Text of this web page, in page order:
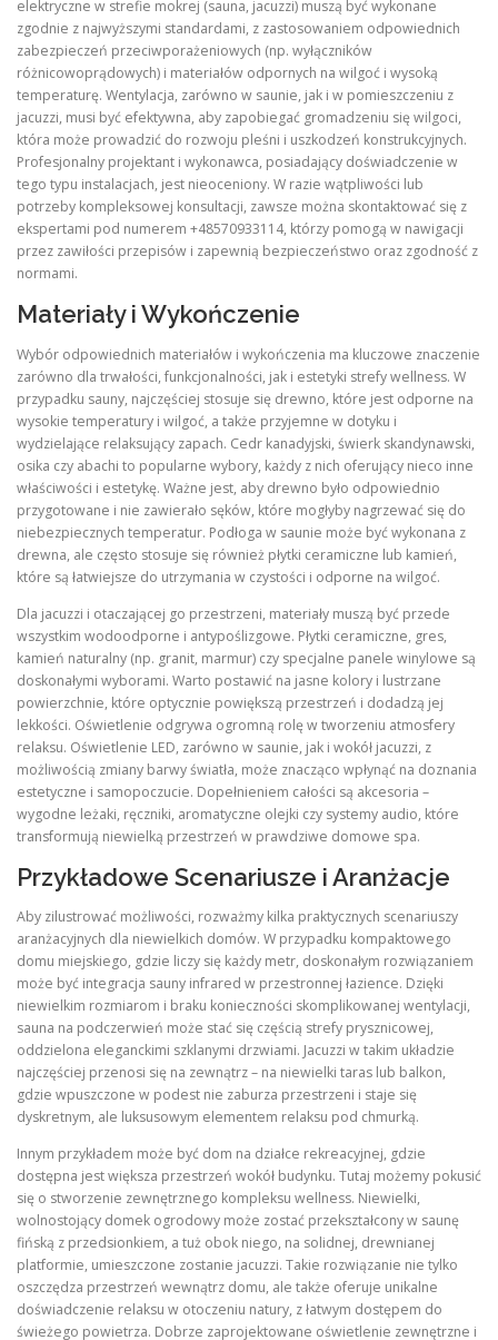
elektryczne w strefie mokrej (sauna, jacuzzi) muszą być wykonane
zgodnie z najwyższymi standardami, z zastosowaniem odpowiednich
zabezpieczeń przeciwporażeniowych (np. wyłączników
różnicowoprądowych) i materiałów odpornych na wilgoć i wysoką
temperaturę. Wentylacja, zarówno w saunie, jak i w pomieszczeniu z
jacuzzi, musi być efektywna, aby zapobiegać gromadzeniu się wilgoci,
która może prowadzić do rozwoju pleśni i uszkodzeń konstrukcyjnych.
Profesjonalny projektant i wykonawca, posiadający doświadczenie w
tego typu instalacjach, jest nieoceniony. W razie wątpliwości lub
potrzeby kompleksowej konsultacji, zawsze można skontaktować się z
ekspertami pod numerem +48570933114, którzy pomogą w nawigacji
przez zawiłości przepisów i zapewnią bezpieczeństwo oraz zgodność z
normami.
Materiały i Wykończenie
Wybór odpowiednich materiałów i wykończenia ma kluczowe znaczenie
zarówno dla trwałości, funkcjonalności, jak i estetyki strefy wellness. W
przypadku sauny, najczęściej stosuje się drewno, które jest odporne na
wysokie temperatury i wilgoć, a także przyjemne w dotyku i
wydzielające relaksujący zapach. Cedr kanadyjski, świerk skandynawski,
osika czy abachi to popularne wybory, każdy z nich oferujący nieco inne
właściwości i estetykę. Ważne jest, aby drewno było odpowiednio
przygotowane i nie zawierało sęków, które mogłyby nagrzewać się do
niebezpiecznych temperatur. Podłoga w saunie może być wykonana z
drewna, ale często stosuje się również płytki ceramiczne lub kamień,
które są łatwiejsze do utrzymania w czystości i odporne na wilgoć.
Dla jacuzzi i otaczającej go przestrzeni, materiały muszą być przede
wszystkim wodoodporne i antypoślizgowe. Płytki ceramiczne, gres,
kamień naturalny (np. granit, marmur) czy specjalne panele winylowe są
doskonałymi wyborami. Warto postawić na jasne kolory i lustrzane
powierzchnie, które optycznie powiększą przestrzeń i dodadzą jej
lekkości. Oświetlenie odgrywa ogromną rolę w tworzeniu atmosfery
relaksu. Oświetlenie LED, zarówno w saunie, jak i wokół jacuzzi, z
możliwością zmiany barwy światła, może znacząco wpłynąć na doznania
estetyczne i samopoczucie. Dopełnieniem całości są akcesoria –
wygodne leżaki, ręczniki, aromatyczne olejki czy systemy audio, które
transformują niewielką przestrzeń w prawdziwe domowe spa.
Przykładowe Scenariusze i Aranżacje
Aby zilustrować możliwości, rozważmy kilka praktycznych scenariuszy
aranżacyjnych dla niewielkich domów. W przypadku kompaktowego
domu miejskiego, gdzie liczy się każdy metr, doskonałym rozwiązaniem
może być integracja sauny infrared w przestronnej łazience. Dzięki
niewielkim rozmiarom i braku konieczności skomplikowanej wentylacji,
sauna na podczerwień może stać się częścią strefy prysznicowej,
oddzielona eleganckimi szklanymi drzwiami. Jacuzzi w takim układzie
najczęściej przenosi się na zewnątrz – na niewielki taras lub balkon,
gdzie wpuszczone w podest nie zaburza przestrzeni i staje się
dyskretnym, ale luksusowym elementem relaksu pod chmurką.
Innym przykładem może być dom na działce rekreacyjnej, gdzie
dostępna jest większa przestrzeń wokół budynku. Tutaj możemy pokusić
się o stworzenie zewnętrznego kompleksu wellness. Niewielki,
wolnostojący domek ogrodowy może zostać przekształcony w saunę
fińską z przedsionkiem, a tuż obok niego, na solidnej, drewnianej
platformie, umieszczone zostanie jacuzzi. Takie rozwiązanie nie tylko
oszczędza przestrzeń wewnątrz domu, ale także oferuje unikalne
doświadczenie relaksu w otoczeniu natury, z łatwym dostępem do
świeżego powietrza. Dobrze zaprojektowane oświetlenie zewnętrzne i